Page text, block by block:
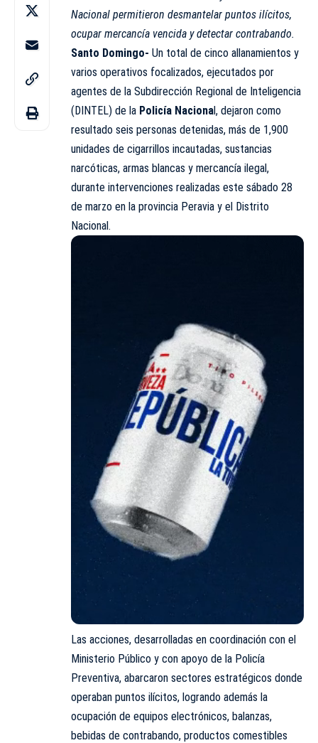
Nacional permitieron desmantelar puntos ilícitos,
ocupar mercancía vencida y detectar contrabando.
Santo Domingo- Un total de cinco allanamientos y
varios operativos focalizados, ejecutados por
agentes de la Subdirección Regional de Inteligencia
(DINTEL) de la Policía Nacional, dejaron como
resultado seis personas detenidas, más de 1,900
unidades de cigarrillos incautadas, sustancias
narcóticas, armas blancas y mercancía ilegal,
durante intervenciones realizadas este sábado 28
de marzo en la provincia Peravia y el Distrito
Nacional.
Las acciones, desarrolladas en coordinación con el
Ministerio Público y con apoyo de la Policía
Preventiva, abarcaron sectores estratégicos donde
operaban puntos ilícitos, logrando además la
ocupación de equipos electrónicos, balanzas,
bebidas de contrabando, productos comestibles